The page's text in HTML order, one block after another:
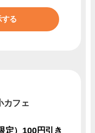
る
カフェ
定）100円引き